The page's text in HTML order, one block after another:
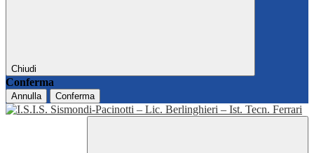
Chiudi
Conferma
Annulla Conferma